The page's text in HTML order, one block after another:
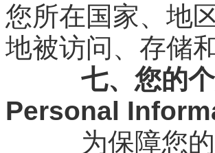
您所在国家、地
地被访问、存储
七、您的
Personal
为保障您的